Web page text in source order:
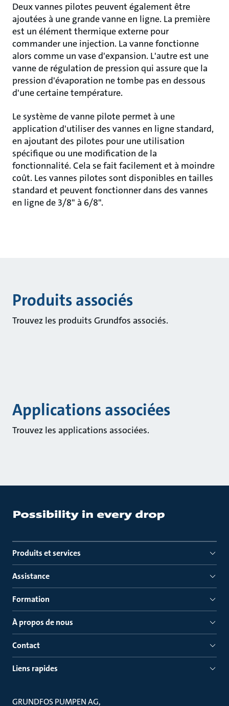
Deux vannes pilotes peuvent également être
ajoutées à une grande vanne en ligne. La première
est un élément thermique externe pour
commander une injection. La vanne fonctionne
alors comme un vase d'expansion. L'autre est une
vanne de régulation de pression qui assure que la
pression d'évaporation ne tombe pas en dessous
d'une certaine température.
Le système de vanne pilote permet à une
application d'utiliser des vannes en ligne standard,
en ajoutant des pilotes pour une utilisation
spécifique ou une modification de la
fonctionnalité. Cela se fait facilement et à moindre
coût. Les vannes pilotes sont disponibles en tailles
standard et peuvent fonctionner dans des vannes
en ligne de 3/8" à 6/8".
Produits associés
Trouvez les produits Grundfos associés.
Applications associées
Trouvez les applications associées.
Produits et services
Assistance
Formation
À propos de nous
Contact
Liens rapides
GRUNDFOS PUMPEN AG